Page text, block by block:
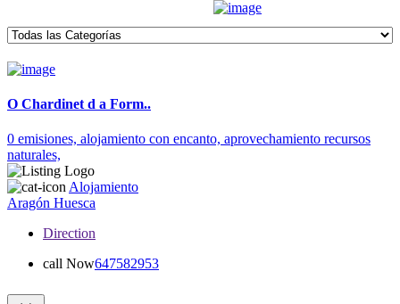
O Chardinet d a Form..
0 emisiones, alojamiento con encanto, aprovechamiento recursos
naturales,
Alojamiento
Aragón Huesca
Direction
call Now647582953